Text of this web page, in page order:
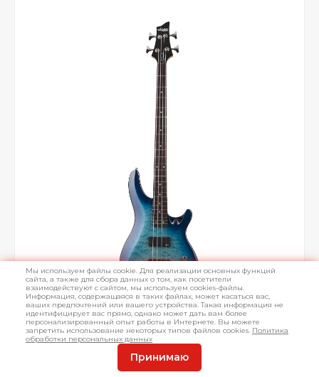
Мы используем файлы cookie. Для реализации основных функций
сайта, а также для сбора данных о том, как посетители
взаимодействуют с сайтом, мы используем cookies-файлы.
Информация, содержащаяся в таких файлах, может касаться вас,
ваших предпочтений или вашего устройства. Такая информация не
идентифицирует вас прямо, однако может дать вам более
персонализированный опыт работы в Интернете. Вы можете
запретить использование некоторых типов файлов cookies. Политика
обработки персональных данных
Принимаю